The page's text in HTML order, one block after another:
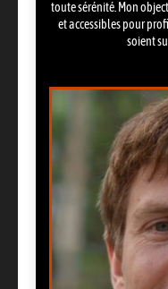
toute sérénité. Mon
et accessibles pour
soient